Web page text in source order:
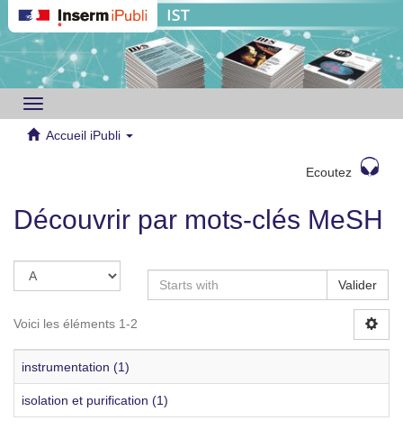
Toggle
navigation
Accueil iPubli
Ecoutez
Découvrir par mots-clés MeSH
Valider
Voici les éléments 1-2
instrumentation (1)
isolation et purification (1)